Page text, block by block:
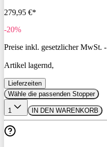
279,95 €*
-20%
Preise inkl. gesetzlicher MwSt. -
Artikel lagernd,
Lieferzeiten
Wähle die passenden Stopper
1 IN DEN WARENKORB